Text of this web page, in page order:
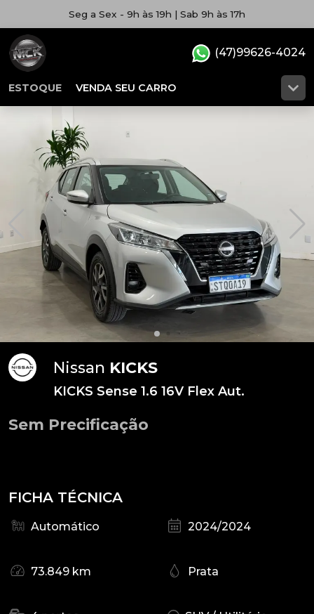
Seg a Sex - 9h às 19h | Sab 9h às 17h
ESTOQUE VENDA SEU CARRO
(47)99626-4024
Nissan KICKS
KICKS Sense 1.6 16V Flex Aut.
Sem Precificação
FICHA TÉCNICA
Automático 2024/2024
73.849 km Prata